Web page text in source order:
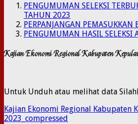
PENGUMUMAN SELEKSI
TAHUN 2023
PERPANJANGAN PEMASUKKAN
PENGUMUMAN HASIL SELEKSI
Kajian Ekonomi Regional Kabupaten
Untuk Unduh atau melihat data
Kajian Ekonomi Regional Kabupaten
2023_compressed